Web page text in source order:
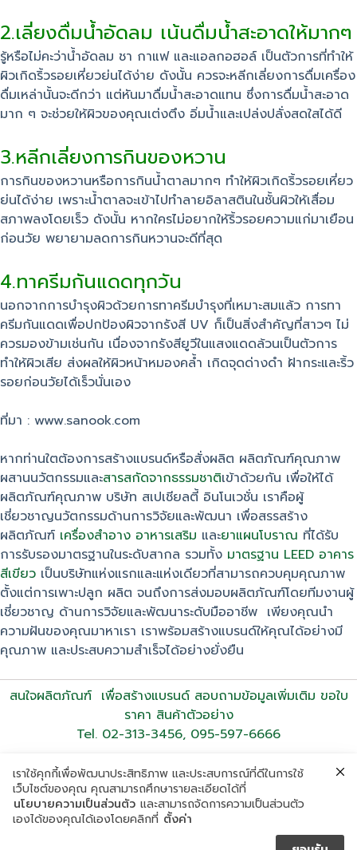
2.เลี่ยงดื่มน้ำอัดลม เน้นดื่มน้ำสะอาดให้มากๆ
รู้หรือไม่คะว่าน้ำอัดลม ชา กาแฟ และแอลกอฮอล์ เป็นตัวการที่ทำให้
ผิวเกิดริ้วรอยเหี่ยวย่นได้ง่าย ดังนั้น ควรจะหลีกเลี่ยงการดื่มเครื่อง
ดื่มเหล่านั้นจะดีกว่า แต่หันมาดื่มน้ำสะอาดแทน ซึ่งการดื่มน้ำสะอาด
มาก ๆ จะช่วยให้ผิวของคุณเต่งตึง อิ่มน้ำและเปล่งปลั่งสดใสได้ดี
3.หลีกเลี่ยงการกินของหวาน
การกินของหวานหรือการกินน้ำตาลมากๆ ทำให้ผิวเกิดริ้วรอยเหี่ยว
ย่นได้ง่าย เพราะน้ำตาลจะเข้าไปทำลายอิลาสตินในชั้นผิวให้เสื่อม
สภาพลงโดยเร็ว ดังนั้น หากใครไม่อยากให้ริ้วรอยความแก่มาเยือน
ก่อนวัย พยายามลดการกินหวานจะดีที่สุด
4.ทาครีมกันแดดทุกวัน
นอกจากการบำรุงผิวด้วยการทาครีมบำรุงที่เหมาะสมแล้ว การทา
ครีมกันแดดเพื่อปกป้องผิวจากรังสี UV ก็เป็นสิ่งสำคัญที่สาวๆ ไม่
ควรมองข้ามเช่นกัน เนื่องจากรังสียูวีในแสงแดดล้วนเป็นตัวการ
ทำให้ผิวเสีย ส่งผลให้ผิวหน้าหมองคล้ำ เกิดจุดด่างดำ ฝ้ากระและริ้ว
รอยก่อนวัยได้เร็วนั่นเอง
ที่มา : www.sanook.com
หากท่านใตต้องการสร้างแบรนด์หรือสั่งผลิต ผลิตภัณฑ์คุณภาพ
ผสานนวัตกรรมและสารสกัดจากธรรมชาติเข้าด้วยกัน เพื่อให้ได้
ผลิตภัณฑ์คุณภาพ บริษัท สเปเชียลตี้ อินโนเวชั่น เราคือผู้
เชี่ยวชาญนวัตกรรมด้านการวิจัยและพัฒนา เพื่อสรรสร้าง
ผลิตภัณฑ์ เครื่องสำอาง อาหารเสริม และยาแผนโบราณ ที่ได้รับ
การรับรองมาตรฐานในระดับสากล รวมทั้ง มาตรฐาน LEED อาคาร
สีเขียว เป็นบริษัทแห่งแรกและแห่งเดียวที่สามารถควบคุมคุณภาพ
ตั้งแต่การเพาะปลูก ผลิต จนถึงการส่งมอบผลิตภัณฑ์โดยทีมงานผู้
เชี่ยวชาญ ด้านการวิจัยและพัฒนาระดับมืออาชีพ เพียงคุณนำ
ความฝันของคุณมาหาเรา เราพร้อมสร้างแบรนด์ให้คุณได้อย่างมี
คุณภาพ และประสบความสำเร็จได้อย่างยั่งยืน
สนใจผลิตภัณฑ์ เพื่อสร้างแบรนด์ สอบถามข้อมูลเพิ่มเติม ขอใบ
ราคา สินค้าตัวอย่าง
Tel. 02-313-3456, 095-597-6666
เราใช้คุกกี้เพื่อพัฒนาประสิทธิภาพ และประสบการณ์ที่ดีในการใช้
เว็บไซต์ของคุณ คุณสามารถศึกษารายละเอียดได้ที่
นโยบายความเป็นส่วนตัว และสามารถจัดการความเป็นส่วนตัว
เองได้ของคุณได้เองโดยคลิกที่ ตั้งค่า